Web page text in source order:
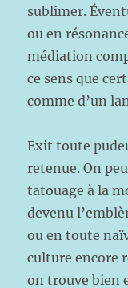
sublimer.
ou en
médiation
ce sens que
comme d’un
Exit toute
retenue. On
tatouage à la
devenu
ou en toute
culture encore
on trouve bien